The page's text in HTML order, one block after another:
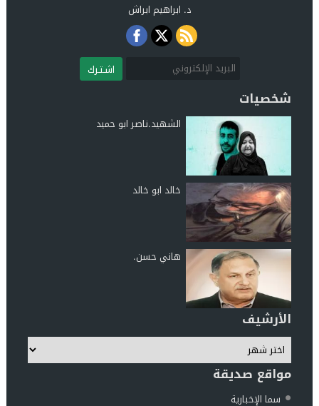
د. ابراهيم ابراش
اشـتـرك
شخصيات
الشهيد.ناصر ابو حميد
خالد ابو خالد
هاني حسن.
الأرشيف
مواقع صديقة
سما الإخبارية